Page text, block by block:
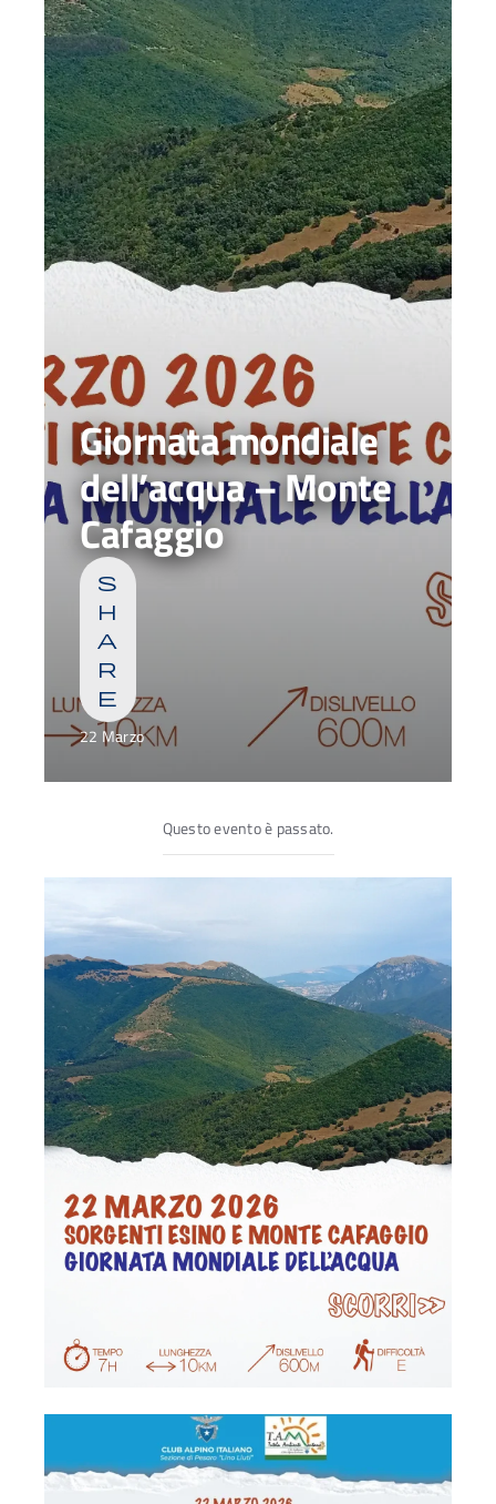
Giornata mondiale
dell’acqua – Monte
Cafaggio
s
h
a
r
e
22 Marzo
Questo evento è passato.